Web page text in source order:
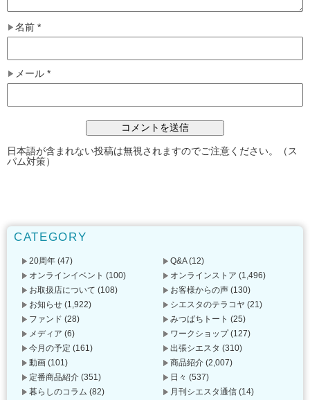
名前 *
メール *
日本語が含まれない投稿は無視されますのでご注意ください。（ス
パム対策）
CATEGORY
20周年 (47) Q&A(12)
オンラインイベント (100) オンラインストア (1,496)
お取扱店について (108) お客様からの声 (130)
お知らせ (1,922) シエスタのテラコヤ (21)
ファンド (28) みつばちトート (25)
メディア (6) ワークショップ(127)
今月の予定 (161) 出張シエスタ (310)
動画 (101) 商品紹介 (2,007)
定番商品紹介 (351) 日々 (537)
暮らしのコラム (82) 月刊シエスタ通信 (14)